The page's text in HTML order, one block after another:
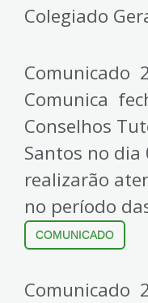
Colegiado
Comunicado
Comunica
Conselhos
Santos no
realizarão
no período
COMUNICADO
Comunicado